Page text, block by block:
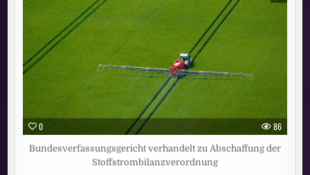
0 86
Bundesverfassungsgericht verhandelt zu Abschaffung der
Stoffstrombilanzverordnung